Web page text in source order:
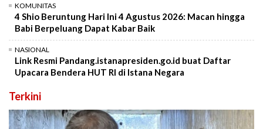
KOMUNITAS
4 Shio Beruntung Hari Ini 4 Agustus 2026: Macan hingga
Babi Berpeluang Dapat Kabar Baik
NASIONAL
Link Resmi Pandang.istanapresiden.go.id buat Daftar
Upacara Bendera HUT RI di Istana Negara
Terkini